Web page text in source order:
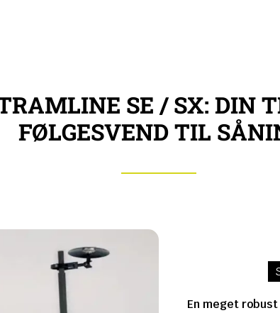
SE / SX: DIN
FØLGESVEND TIL
En meget